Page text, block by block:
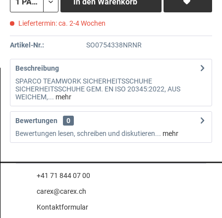
Liefertermin: ca. 2-4 Wochen
Artikel-Nr.: SO0754338NRNR
Beschreibung
SPARCO TEAMWORK SICHERHEITSSCHUHE
SICHERHEITSSCHUHE GEM. EN ISO 20345:2022, AUS
WEICHEM,... mehr
Bewertungen
0
Bewertungen lesen, schreiben und diskutieren... mehr
+41 71 844 07 00
carex@carex.ch
Kontaktformular